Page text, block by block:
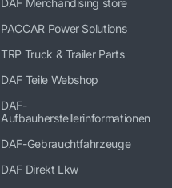
DAF Merchandising store
PACCAR Power Solutions
TRP Truck & Trailer Parts
DAF Teile Webshop
DAF-
Aufbauherstellerinformationen
DAF-Gebrauchtfahrzeuge
DAF Direkt Lkw